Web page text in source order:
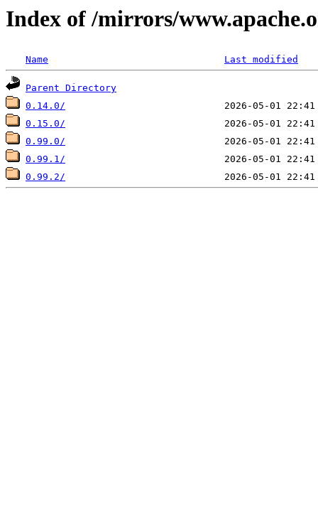
Index of /mirrors/
Name Last modified
Parent Directory
0.14.0/
0.15.0/
0.99.0/
0.99.1/
0.99.2/